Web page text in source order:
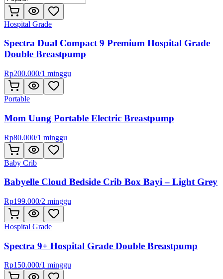
Hospital Grade
Spectra Dual Compact 9 Premium Hospital Grade
Double Breastpump
Rp200.000/1 minggu
Portable
Mom Uung Portable Electric Breastpump
Rp80.000/1 minggu
Baby Crib
Babyelle Cloud Bedside Crib Box Bayi – Light Grey
Rp199.000/2 minggu
Hospital Grade
Spectra 9+ Hospital Grade Double Breastpump
Rp150.000/1 minggu